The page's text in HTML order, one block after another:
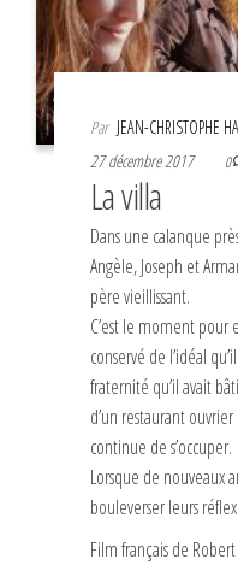
Par JEAN-CHRISTOPHE
27 décembre 2017
0
La villa
Dans une calanque
Angèle, Joseph et
père vieillissant.
C’est le moment pour
conservé de l’idéal
fraternité qu’il avait
d’un restaurant
continue de s’occuper.
Lorsque de nouveaux
bouleverser leurs
Film français de